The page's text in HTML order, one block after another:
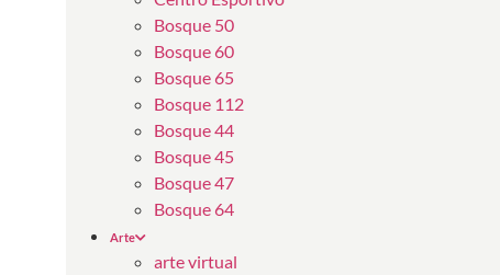
Bosque 50
Bosque 60
Bosque 65
Bosque 112
Bosque 44
Bosque 45
Bosque 47
Bosque 64
Arte
arte virtual